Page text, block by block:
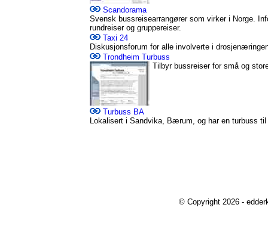
Scandorama
Svensk bussreisearrangører som virker i Norge.
rundreiser og gruppereiser.
Taxi 24
Diskusjonsforum for alle involverte i
Trondheim Turbuss
Tilbyr bussreiser for små og
Turbuss BA
Lokalisert i Sandvika, Bærum, og har en turbuss
© Copyright 2026 -